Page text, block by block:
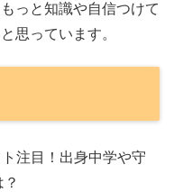
っと知識や自信つけて
思っています。
注目！出身中学や守